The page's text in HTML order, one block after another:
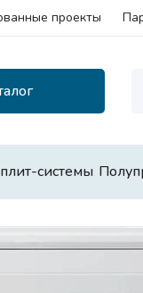
проекты
системы
Смотреть все